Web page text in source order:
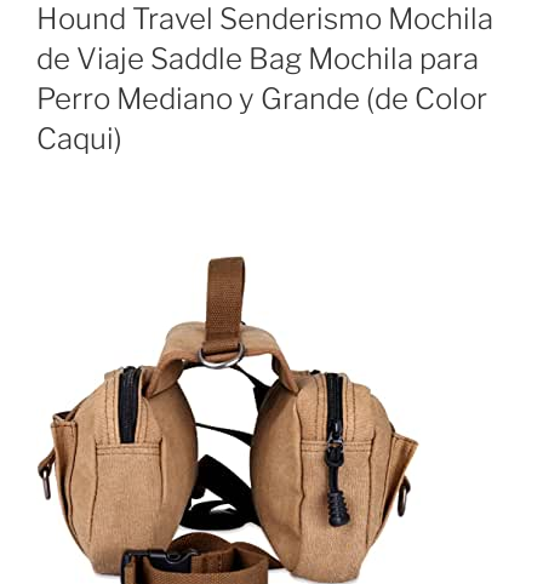
Hound Travel Senderismo Mochila
de Viaje Saddle Bag Mochila para
Perro Mediano y Grande (de Color
Caqui)